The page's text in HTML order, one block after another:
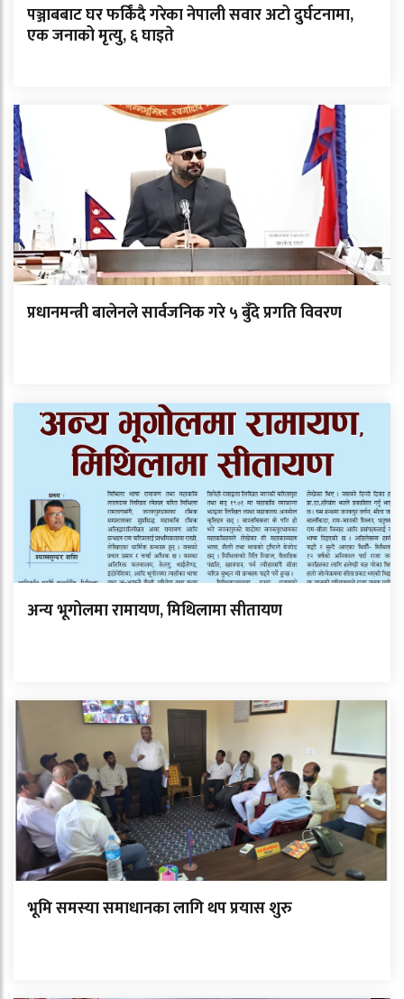
पञ्जाबबाट घर फर्किंदै गरेका नेपाली सवार अटो दुर्घटनामा,
एक जनाको मृत्यु, ६ घाइते
प्रधानमन्त्री बालेनले सार्वजनिक गरे ५ बुँदे प्रगति विवरण
अन्य भूगोलमा रामायण, मिथिलामा सीतायण
भूमि समस्या समाधानका लागि थप प्रयास शुरु